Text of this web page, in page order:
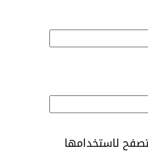
لاستخدامها